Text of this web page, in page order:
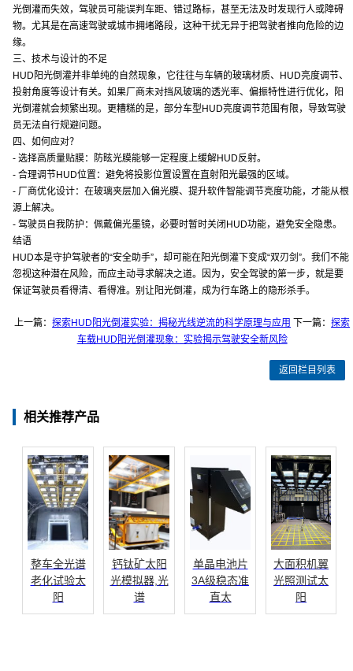
光倒灌而失效，驾驶员可能误判车距、错过路标，甚至无法及时发现行人或障碍
物。尤其是在高速驾驶或城市拥堵路段，这种干扰无异于把驾驶者推向危险的边
缘。
三、技术与设计的不足
HUD阳光倒灌并非单纯的自然现象，它往往与车辆的玻璃材质、HUD亮度调节、
投射角度等设计有关。如果厂商未对挡风玻璃的透光率、偏振特性进行优化，阳
光倒灌就会频繁出现。更糟糕的是，部分车型HUD亮度调节范围有限，导致驾驶
员无法自行规避问题。
四、如何应对？
- 选择高质量贴膜：防眩光膜能够一定程度上缓解HUD反射。
- 合理调节HUD位置：避免将投影位置设置在直射阳光最强的区域。
- 厂商优化设计：在玻璃夹层加入偏光膜、提升软件智能调节亮度功能，才能从根
源上解决。
- 驾驶员自我防护：佩戴偏光墨镜，必要时暂时关闭HUD功能，避免安全隐患。
结语
HUD本是守护驾驶者的“安全助手”，却可能在阳光倒灌下变成“双刃剑”。我们不能
忽视这种潜在风险，而应主动寻求解决之道。因为，安全驾驶的第一步，就是要
保证驾驶员看得清、看得准。别让阳光倒灌，成为行车路上的隐形杀手。
上一篇：探索HUD阳光倒灌实验：揭秘光线逆流的科学原理与应用 下一篇：探索
车载HUD阳光倒灌现象：实验揭示驾驶安全新风险
返回栏目列表
相关推荐产品
整车全光谱
老化试验太
阳
钙钛矿太阳
光模拟器,光
谱
单晶电池片
3A级稳态准
直太
大面积机翼
光照测试太
阳